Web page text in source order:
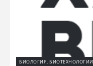
БИОЛОГИЯ, БИОТЕХНОЛОГИИ